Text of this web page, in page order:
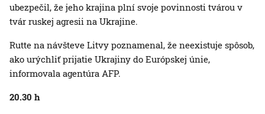
ubezpečil, že jeho krajina plní svoje povinnosti tvárou v
tvár ruskej agresii na Ukrajine.
Rutte na návšteve Litvy poznamenal, že neexistuje spôsob,
ako urýchliť prijatie Ukrajiny do Európskej únie,
informovala agentúra AFP.
20.30 h